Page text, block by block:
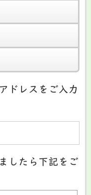
ドレスをご入力
したら下記をご